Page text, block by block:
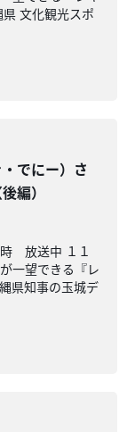
化観光スポ
でにー）さ
編）
放送中 １１
一望できる『レ
県知事の玉城デ